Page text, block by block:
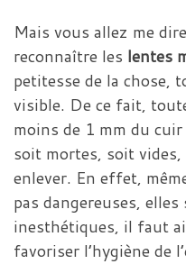
Mais vous allez me
reconnaître les lentes
petitesse de la chose,
visible. De ce fait,
moins de 1 mm du
soit mortes, soit vides,
enlever. En effet,
pas dangereuses,
inesthétiques, il faut
favoriser l’hygiène de